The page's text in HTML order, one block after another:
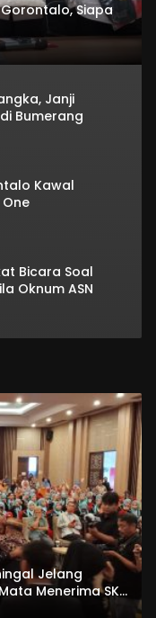
Siapa
Janji
Bumerang
Kawal
Bicara Soal
Oknum ASN
Jelang
Menerima SKL